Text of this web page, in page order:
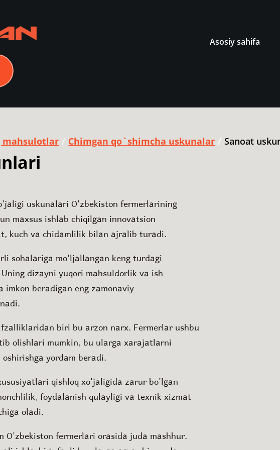
Asosiy sahifa
mahsulotlar / Chimgan qo`shimcha uskunalar / Sanoat
uskunalari O'zbekiston fermerlarining
maxsus ishlab chiqilgan innovatsion
kuch va chidamlilik bilan ajralib turadi.
sohalariga mo'ljallangan keng turdagi
dizayni yuqori mahsuldorlik va ish
beradigan eng zamonaviy
biri bu arzon narx. Fermerlar ushbu
olishlari mumkin, bu ularga xarajatlarni
yordam beradi.
qishloq xo'jaligida zarur bo'lgan
foydalanish qulayligi va texnik xizmat
oladi.
O'zbekiston fermerlari orasida juda mashhur.